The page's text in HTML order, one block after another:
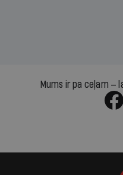
Mums ir pa ceļam —